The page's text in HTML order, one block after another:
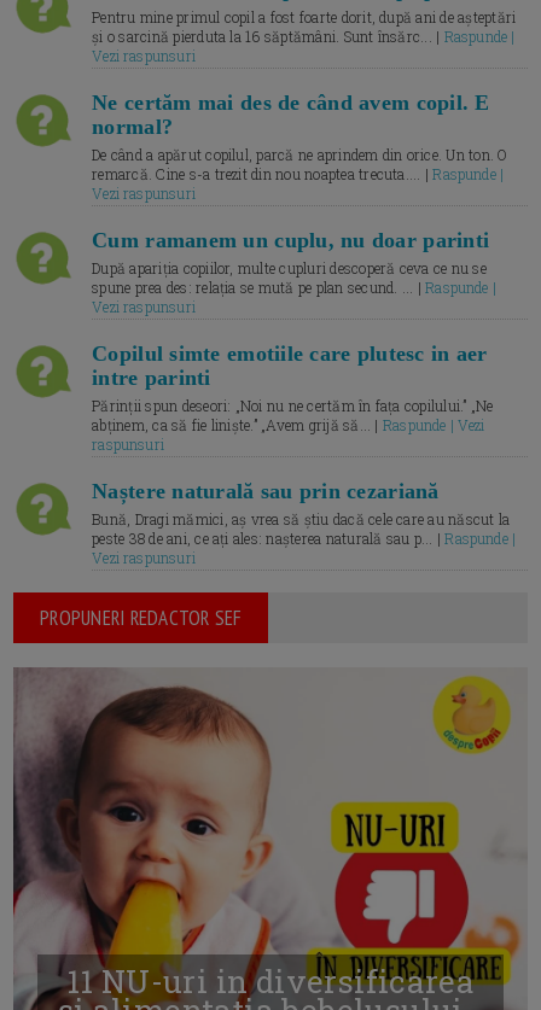
Pentru mine primul copil a fost foarte dorit, după ani de așteptări
și o sarcină pierduta la 16 săptămâni. Sunt însărc... | Raspunde |
Vezi raspunsuri
Ne certăm mai des de când avem copil. E
normal?
De când a apărut copilul, parcă ne aprindem din orice. Un ton. O
remarcă. Cine s-a trezit din nou noaptea trecuta.... |Raspunde |
Vezi raspunsuri
Cum ramanem un cuplu, nu doar parinti
După apariția copiilor, multe cupluri descoperă ceva ce nu se
spune prea des: relația se mută pe plan secund. ... |Raspunde |
Vezi raspunsuri
Copilul simte emotiile care plutesc in aer
intre parinti
Părinții spun deseori: „Noi nu ne certăm în fața copilului.” „Ne
abținem, ca să fie liniște.” „Avem grijă să... | Raspunde | Vezi
raspunsuri
Naștere naturală sau prin cezariană
Bună, Dragi mămici, aș vrea să știu dacă cele care au născut la
peste 38 de ani, ce ați ales: nașterea naturală sau p... |Raspunde |
Vezi raspunsuri
PROPUNERI REDACTOR SEF
11 NU-uri in diversificarea